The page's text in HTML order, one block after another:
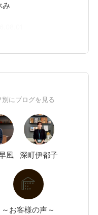
み
別にブログを見る
風 深町伊都子
～お客様の声～